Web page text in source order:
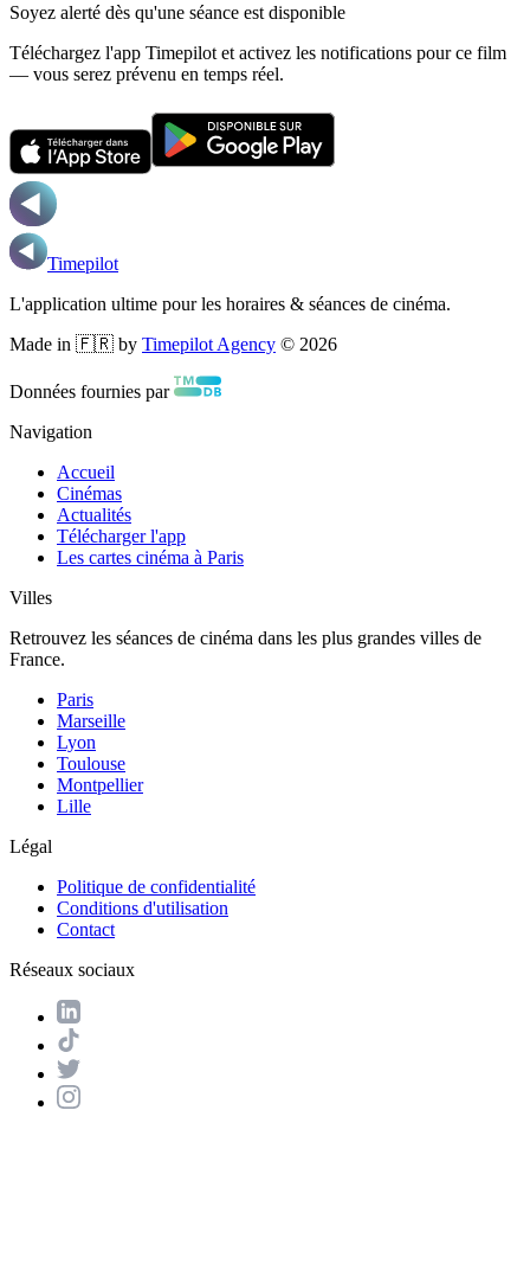
Soyez alerté dès qu'une séance est disponible
Téléchargez l'app Timepilot et activez les notifications pour ce film
— vous serez prévenu en temps réel.
Timepilot
L'application ultime pour les horaires & séances de cinéma.
Made in 🇫🇷 by Timepilot Agency © 2026
Données fournies par
Navigation
Accueil
Cinémas
Actualités
Télécharger l'app
Les cartes cinéma à Paris
Villes
Retrouvez les séances de cinéma dans les plus grandes villes de
France.
Paris
Marseille
Lyon
Toulouse
Montpellier
Lille
Légal
Politique de confidentialité
Conditions d'utilisation
Contact
Réseaux sociaux